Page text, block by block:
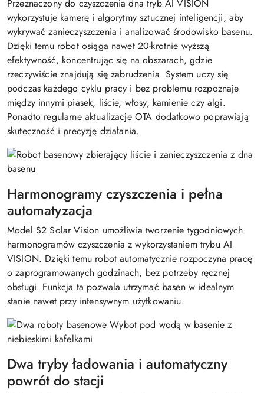
Przeznaczony do czyszczenia dna tryb AI VISION
wykorzystuje kamerę i algorytmy sztucznej inteligencji, aby
wykrywać zanieczyszczenia i analizować środowisko basenu.
Dzięki temu robot osiąga nawet 20-krotnie wyższą
efektywność, koncentrując się na obszarach, gdzie
rzeczywiście znajdują się zabrudzenia. System uczy się
podczas każdego cyklu pracy i bez problemu rozpoznaje
między innymi piasek, liście, włosy, kamienie czy algi.
Ponadto regularne aktualizacje OTA dodatkowo poprawiają
skuteczność i precyzję działania.
Harmonogramy czyszczenia i pełna
automatyzacja
Model S2 Solar Vision umożliwia tworzenie tygodniowych
harmonogramów czyszczenia z wykorzystaniem trybu AI
VISION. Dzięki temu robot automatycznie rozpoczyna pracę
o zaprogramowanych godzinach, bez potrzeby ręcznej
obsługi. Funkcja ta pozwala utrzymać basen w idealnym
stanie nawet przy intensywnym użytkowaniu.
Dwa tryby ładowania i automatyczny
powrót do stacji